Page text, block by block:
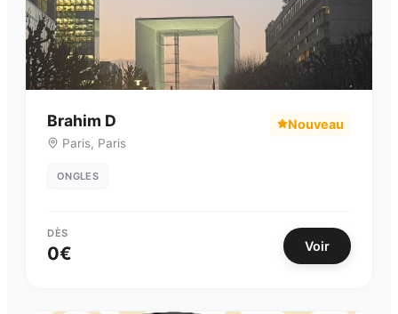
Brahim D
Paris, Paris
Nouveau
ONGLES
DÈS
0€ Voir